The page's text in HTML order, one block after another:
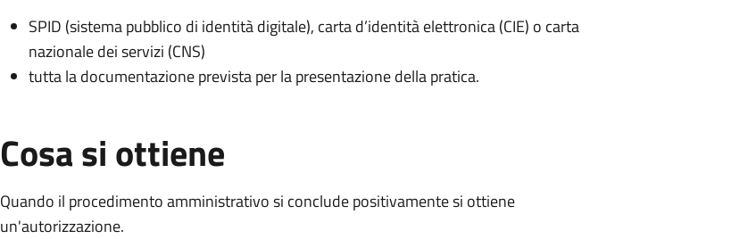
SPID (sistema pubblico di identità digitale), carta d’identità elettronica (CIE) o carta
nazionale dei servizi (CNS)
tutta la documentazione prevista per la presentazione della pratica.
Cosa si ottiene
Quando il procedimento amministrativo si conclude positivamente si ottiene
un'autorizzazione.